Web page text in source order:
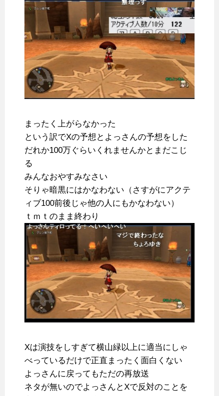
まったく上がらなかった
という訳でXの予想とよっさんの予想をした
だれか100万ぐらいくれませんかとまだこじ
る
みんなおやすみなさい
そりゃ暗黒にはかなわない（さすがにアクテ
ィブ100前後じゃ他の人にもかなわない）
ｔｍｔのまま終わり
Xは演技をしすぎて横山緑以上に適当にしゃ
べっているだけで正直まったく面白くない
よっさんに戻ってもただの再放送
ネタが無いのでよっさんとXで反対のことを